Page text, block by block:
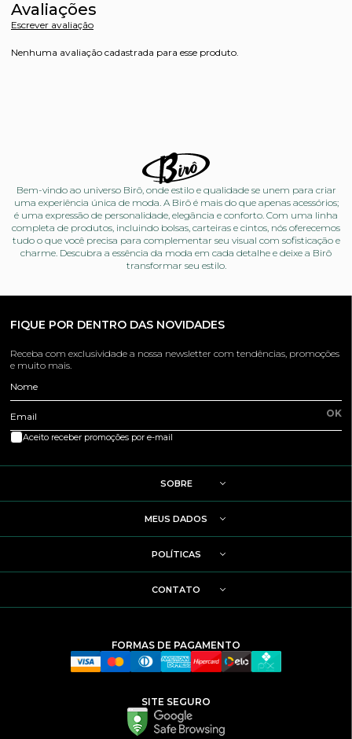
Avaliações
Escrever avaliação
Nenhuma avaliação cadastrada para esse produto.
Bem-vindo ao universo Birô, onde estilo e qualidade se unem para criar
uma experiência única de moda. A Birô é mais do que apenas acessórios;
é uma expressão de personalidade, elegância e conforto. Com uma linha
completa de produtos, incluindo bolsas, carteiras e cintos, nós oferecemos
tudo o que você precisa para complementar seu visual com sofisticação e
charme. Descubra a essência da moda em cada detalhe e deixe a Birô
transformar seu estilo.
FIQUE POR DENTRO DAS NOVIDADES
Receba com exclusividade a nossa newsletter com tendências, promoções
e muito mais.
Nome
Email OK
Aceito receber promoções por e-mail
SOBRE
MEUS DADOS
POLÍTICAS
CONTATO
SITE SEGURO
FORMAS DE PAGAMENTO